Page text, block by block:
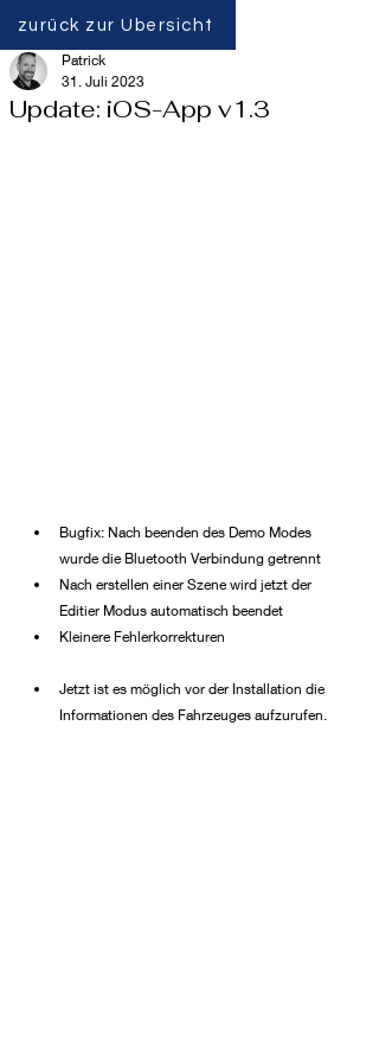
zurück zur Übersicht
Update: iOS-App v1.3
Patrick
31. Juli 2023
Bugfix: Nach beenden des Demo Modes
wurde die Bluetooth Verbindung getrennt
Nach erstellen einer Szene wird jetzt der
Editier Modus automatisch beendet
Kleinere Fehlerkorrekturen
Jetzt ist es möglich vor der Installation die
Informationen des Fahrzeuges aufzurufen.